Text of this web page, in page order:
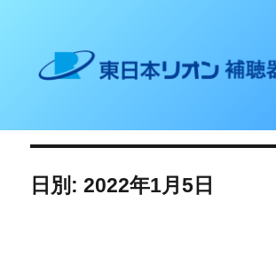
東日本リオン 補聴器ブログ
日別: 2022年1月5日